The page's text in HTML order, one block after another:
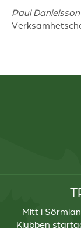
Paul Danielsson
Mitt i
Klubben